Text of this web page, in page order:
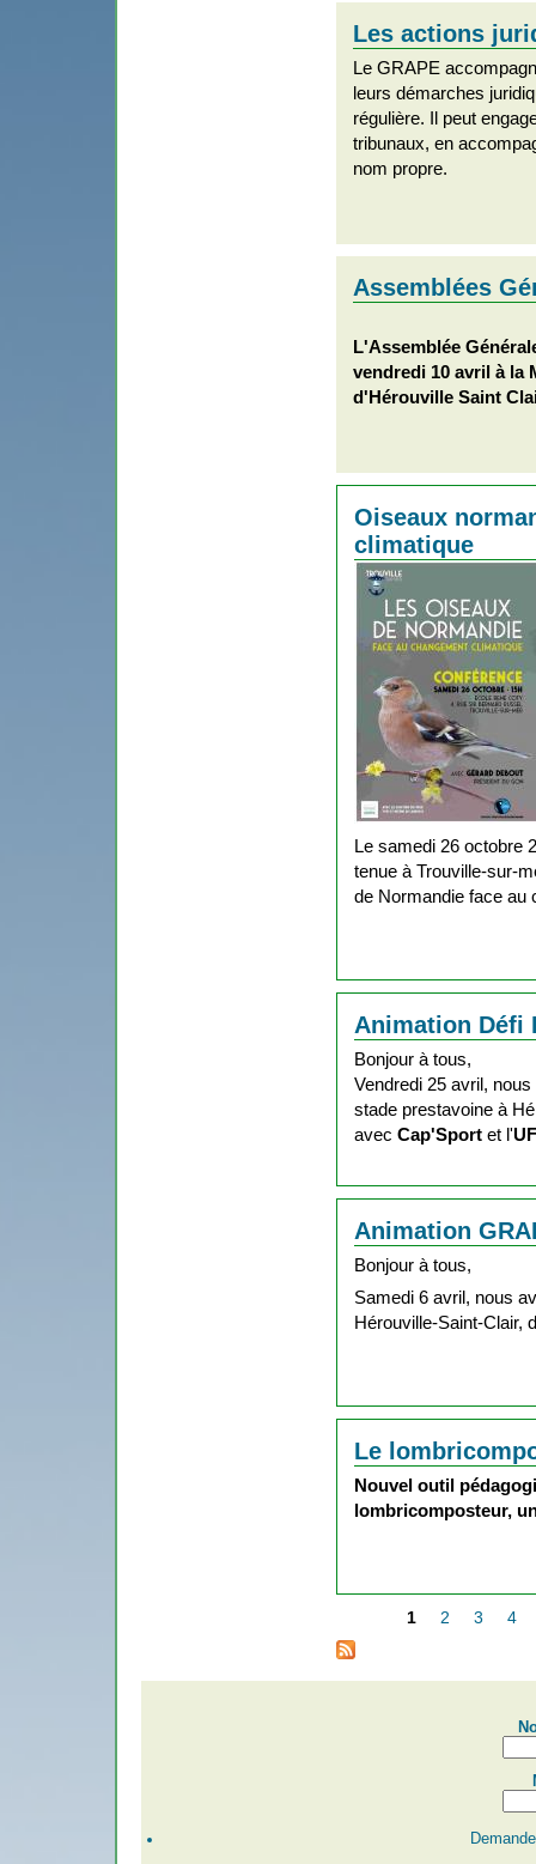
Les actions
Le GRAPE
leurs démarches
régulière. Il peut
tribunaux, en
nom propre.
Assemblées
L'Assemblée
vendredi 10 avril à la
d'Hérouville Saint
Oiseaux
climatique
Le samedi 26 octobre
tenue à Trouville-sur-
de Normandie face au
Animation Défi
Bonjour à tous,
Vendredi 25 avril,
stade prestavoine à
avecCap'Sportet l'
Animation
Bonjour à tous,
Samedi 6 avril, nous
Hérouville-Saint-Clair,
Le
Nouvel outil
lombricomposteur,
Pages1 2 3 4